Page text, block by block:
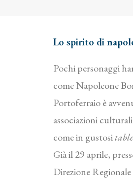
Lo spirito di
Pochi personaggi
come Napoleone
Portoferraio è
associazioni
come in gustosi
Già il 29 aprile,
Direzione